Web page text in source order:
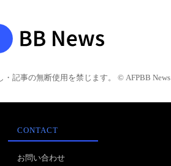
記事の無断使用を禁じます。 © AFPBB News
CONTACT
お問い合わせ